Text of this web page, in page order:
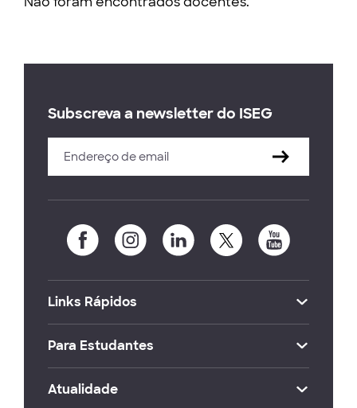
Subscreva a newsletter do ISEG
Links Rápidos
Para Estudantes
Atualidade